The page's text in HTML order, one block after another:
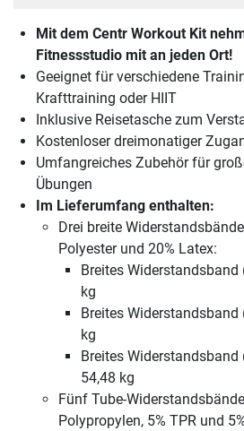
Mit dem Centr Workout Kit
Fitnessstudio mit an jeden Ort!
Geeignet für verschiedene
Krafttraining oder HIIT
Inklusive Reisetasche zum
Kostenloser dreimonatiger
Umfangreiches Zubehör für
Übungen
Im Lieferumfang enthalten:
Drei breite
Polyester und 20% Latex:
Breites
kg
Breites
kg
Breites
54,48 kg
Fünf Tube-
Polypropylen, 5% TPR und